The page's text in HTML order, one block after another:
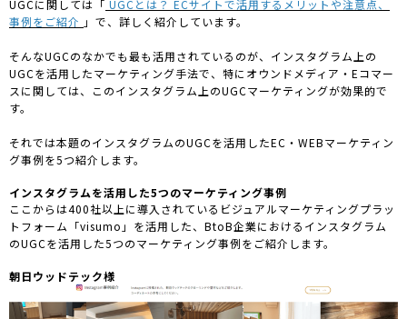
UGCに関しては「 UGCとは？ ECサイトで活用するメリットや注意点、
事例をご紹介 」で、詳しく紹介しています。
そんなUGCのなかでも最も活用されているのが、インスタグラム上の
UGCを活用したマーケティング手法で、特にオウンドメディア・Eコマー
スに関しては、このインスタグラム上のUGCマーケティングが効果的で
す。
それでは本題のインスタグラムのUGCを活用したEC・WEBマーケティン
グ事例を5つ紹介します。
インスタグラムを活用した5つのマーケティング事例
ここからは400社以上に導入されているビジュアルマーケティングプラッ
トフォーム「visumo」を活用した、BtoB企業におけるインスタグラム
のUGCを活用した5つのマーケティング事例をご紹介します。
朝日ウッドテック様